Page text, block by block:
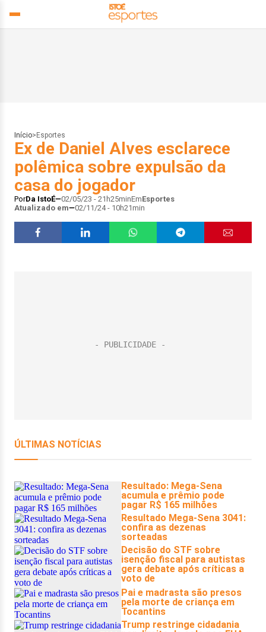
Início> Esportes
Ex de Daniel Alves esclarece
polêmica sobre expulsão da
casa do jogador
PorDa IstoÉ 02/05/23 - 21h25minEmEsportes
Atualizado em
02/11/24 - 10h21min